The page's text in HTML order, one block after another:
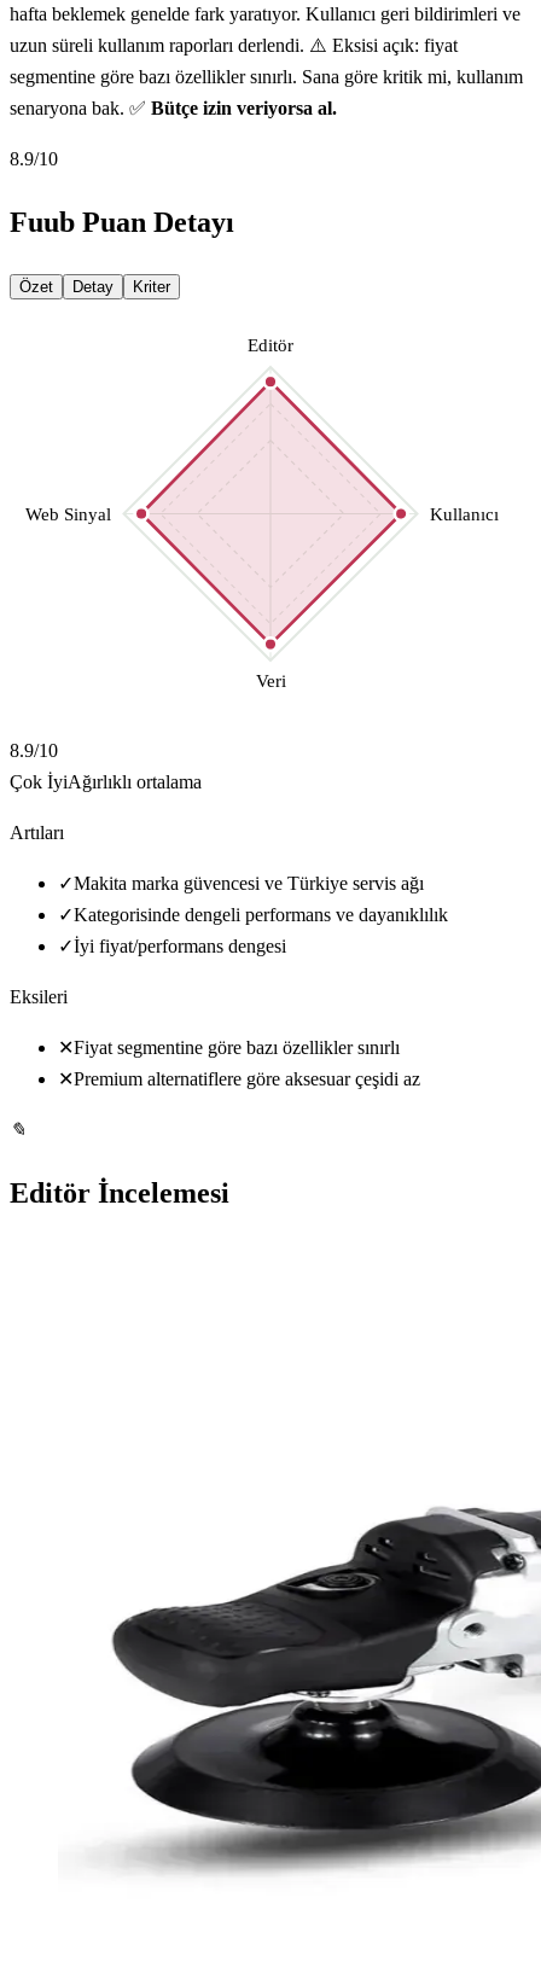
hafta beklemek genelde fark yaratıyor. Kullanıcı geri bildirimleri ve
uzun süreli kullanım raporları derlendi. ⚠️ Eksisi açık: fiyat
segmentine göre bazı özellikler sınırlı. Sana göre kritik mi, kullanım
senaryona bak. ✅ Bütçe izin veriyorsa al.
8.9/10
Fuub Puan Detayı
Özet Detay Kriter
Editör
Kullanıcı
Veri
Web Sinyal
8.9/10
Çok İyiAğırlıklı ortalama
Artıları
✓Makita marka güvencesi ve Türkiye servis ağı
✓Kategorisinde dengeli performans ve dayanıklılık
✓İyi fiyat/performans dengesi
Eksileri
✕Fiyat segmentine göre bazı özellikler sınırlı
✕Premium alternatiflere göre aksesuar çeşidi az
✎
Editör İncelemesi